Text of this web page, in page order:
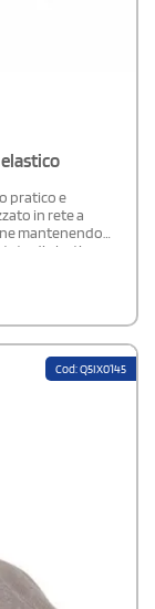
pratico e
in rete a
mantenendo
di elastico su
regolabile e
praticità,
alimentare e
100% Polietere
Cod: Q5IX0145